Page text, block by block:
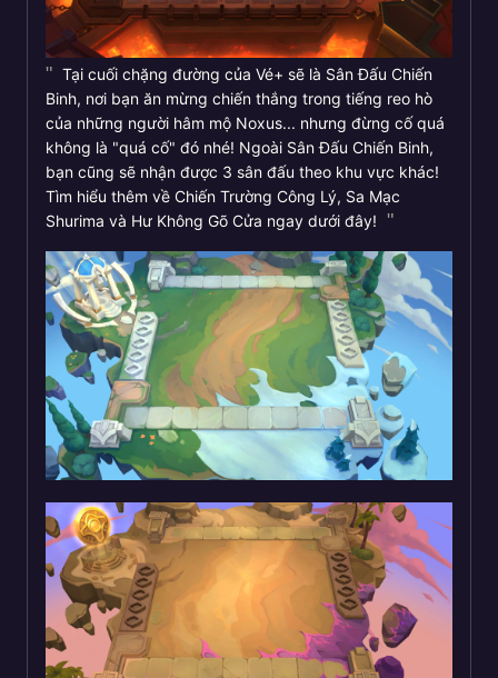
Tại cuối chặng đường của Vé+ sẽ là Sân Đấu Chiến
Binh, nơi bạn ăn mừng chiến thắng trong tiếng reo hò
của những người hâm mộ Noxus... nhưng đừng cố quá
không là "quá cố" đó nhé! Ngoài Sân Đấu Chiến Binh,
bạn cũng sẽ nhận được 3 sân đấu theo khu vực khác!
Tìm hiểu thêm về Chiến Trường Công Lý, Sa Mạc
Shurima và Hư Không Gõ Cửa ngay dưới đây!